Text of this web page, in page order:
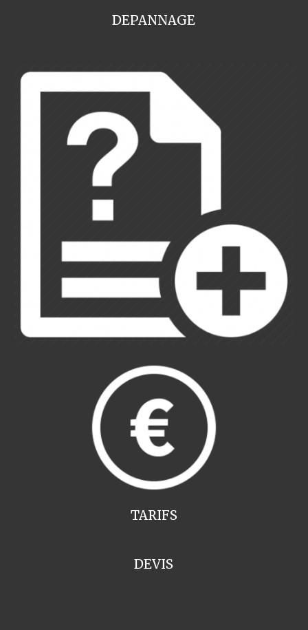
DEPANNAGE
TARIFS
DEVIS